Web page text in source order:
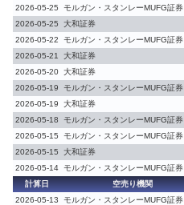
2026-05-25
モルガン・スタンレーMUFG証券
2026-05-25
大和証券
2026-05-22
モルガン・スタンレーMUFG証券
2026-05-21
大和証券
2026-05-20 大和証券
2026-05-19
モルガン・スタンレーMUFG証券
2026-05-19
大和証券
2026-05-18
モルガン・スタンレーMUFG証券
2026-05-15
モルガン・スタンレーMUFG証券
2026-05-15
大和証券
2026-05-14 モルガン・スタンレーMUFG証券
計算日
空売り機関
2026-05-13
モルガン・スタンレーMUFG証券